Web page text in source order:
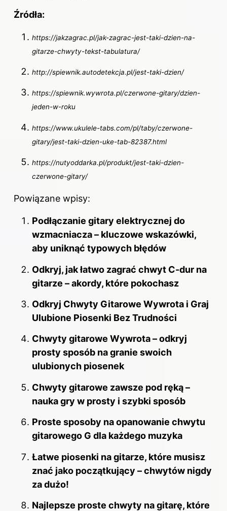
Źródła:
https://jakzagrac.pl/jak-zagrac-jest-taki-dzien-na-
gitarze-chwyty-tekst-tabulatura/
http://spiewnik.autodetekcja.pl/jest-taki-dzien/
https://spiewnik.wywrota.pl/czerwone-gitary/dzien-
jeden-w-roku
https://www.ukulele-tabs.com/pl/taby/czerwone-
gitary/jest-taki-dzien-uke-tab-82387.html
https://nutyoddarka.pl/produkt/jest-taki-dzien-
czerwone-gitary/
Powiązane wpisy:
Podłączanie gitary elektrycznej do
wzmacniacza – kluczowe wskazówki,
aby uniknąć typowych błędów
Odkryj, jak łatwo zagrać chwyt C-dur na
gitarze – akordy, które pokochasz
Odkryj Chwyty Gitarowe Wywrota i Graj
Ulubione Piosenki Bez Trudności
Chwyty gitarowe Wywrota – odkryj
prosty sposób na granie swoich
ulubionych piosenek
Chwyty gitarowe zawsze pod ręką –
nauka gry w prosty i szybki sposób
Proste sposoby na opanowanie chwytu
gitarowego G dla każdego muzyka
Łatwe piosenki na gitarze, które musisz
znać jako początkujący – chwytów nigdy
za dużo!
Najlepsze proste chwyty na gitarę, które